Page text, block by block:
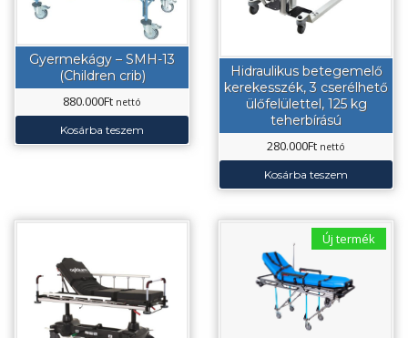
Gyermekágy – SMH-13
(Children crib)
880.000Ft nettó
Kosárba teszem
Hidraulikus betegemelő
kerekesszék, 3 cserélhető
ülőfelülettel, 125 kg
teherbírású
280.000Ft nettó
Kosárba teszem
Új termék